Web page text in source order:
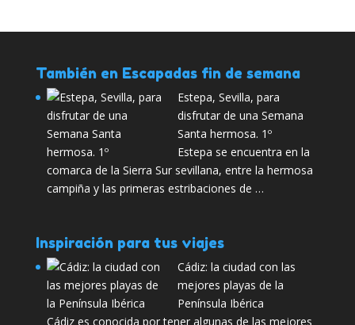
También en Escapadas fin de semana
Estepa, Sevilla, para
disfrutar de una Semana
Santa hermosa. 1º
Estepa se encuentra en la
comarca de la Sierra Sur sevillana, entre la hermosa
campiña y las primeras estribaciones de …
Inspiración para tus viajes
Cádiz: la ciudad con las
mejores playas de la
Península Ibérica
Cádiz es conocida por tener algunas de las mejores